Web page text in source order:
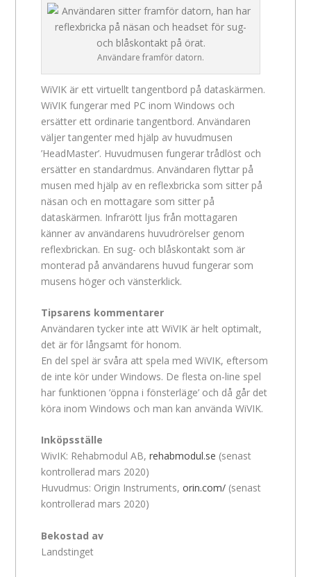
Användare framför datorn.
WiVIK är ett virtuellt tangentbord på dataskärmen.
WiVIK fungerar med PC inom Windows och
ersätter ett ordinarie tangentbord. Användaren
väljer tangenter med hjälp av huvudmusen
’HeadMaster’. Huvudmusen fungerar trådlöst och
ersätter en standardmus. Användaren flyttar på
musen med hjälp av en reflexbricka som sitter på
näsan och en mottagare som sitter på
dataskärmen. Infrarött ljus från mottagaren
känner av användarens huvudrörelser genom
reflexbrickan. En sug- och blåskontakt som är
monterad på användarens huvud fungerar som
musens höger och vänsterklick.
Tipsarens kommentarer
Användaren tycker inte att WiVIK är helt optimalt,
det är för långsamt för honom.
En del spel är svåra att spela med WiVIK, eftersom
de inte kör under Windows. De flesta on-line spel
har funktionen ’öppna i fönsterläge’ och då går det
köra inom Windows och man kan använda WiVIK.
Inköpsställe
WivIK: Rehabmodul AB,rehabmodul.se (senast
kontrollerad mars 2020)
Huvudmus: Origin Instruments,orin.com/ (senast
kontrollerad mars 2020)
Bekostad av
Landstinget